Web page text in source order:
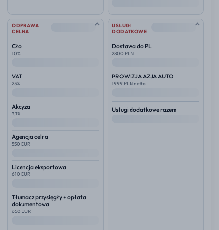
ODPRAWA
CELNA
--
Cło
10%
VAT
23%
Akcyza
3,1%
Agencja celna
550 EUR
Licencja eksportowa
610 EUR
Tłumacz przysięgły + opłata
dokumentowa
650 EUR
USŁUGI
DODATKOWE
--
Dostawa do PL
2800 PLN
PROWIZJA AZJA AUTO
1999 PLN netto
Usługi dodatkowe razem